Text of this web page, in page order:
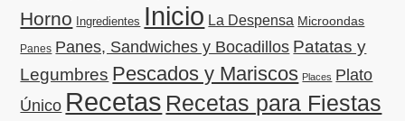
Horno Ingredientes Inicio La Despensa Microondas
Panes Panes, Sandwiches y Bocadillos Patatas y
Legumbres Pescados y Mariscos Places Plato
Único Recetas Recetas para Fiestas